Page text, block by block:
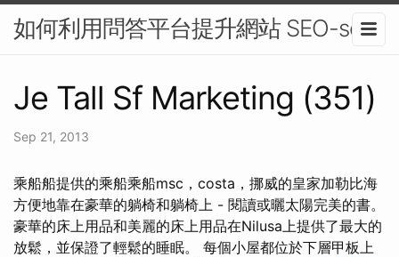
如何利用問答平台提升網站 SEO-seo
Je Tall Sf Marketing (351)
Sep 21, 2013
乘船船提供的乘船乘船msc，costa，挪威的皇家加勒比海
方便地靠在豪華的躺椅和躺椅上 - 閱讀或曬太陽完美的書。
豪華的床上用品和美麗的床上用品在Nilusa上提供了最大的
放鬆，並保證了輕鬆的睡眠。 每個小屋都位於下層甲板上